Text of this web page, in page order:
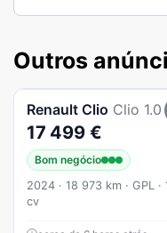
Outros
Renault Clio Clio 1.0 Tce Evolution
17 499 €
Bom negócio
2024 · 18 973 km · GPL ·
cv